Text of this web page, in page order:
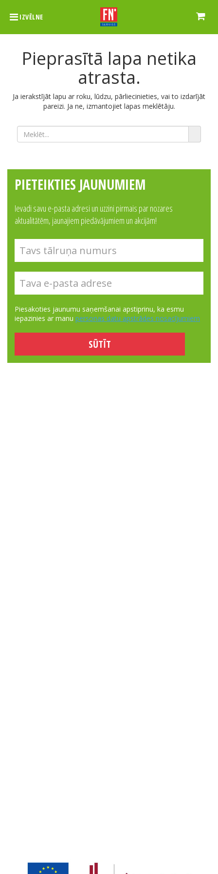
IZVĒLNE
Pieprasītā lapa netika
atrasta.
Ja ierakstījāt lapu ar roku, lūdzu, pārliecinieties, vai to izdarījāt
pareizi. Ja ne, izmantojiet lapas meklētāju.
PIETEIKTIES JAUNUMIEM
Ievadi savu e-pasta adresi un uzzini pirmais par nozares
aktualitātēm, jaunajiem piedāvājumiem un akcijām!
Piesakoties jaunumu saņemšanai apstiprinu, ka esmu
iepazinies ar manu personas datu apstrādes nosacījumiem